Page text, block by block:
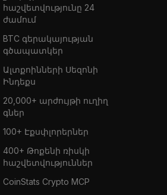
հաշվետվությունը 24
ժամում
BTC գերակայության
գծապատկեր
Ալտքոինների Սեզոնի
Ինդեքս
20,000+ արժույթի ուղիղ
գներ
100+ Էքսփլորերներ
400+ Թոքենի ռիսկի
հաշվետվություններ
CoinStats Crypto MCP